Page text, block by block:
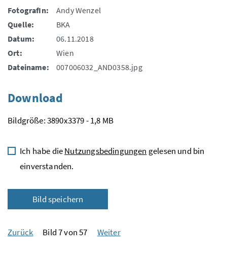
FotografIn:
Andy Wenzel
Quelle:
BKA
Datum:
06.11.2018
Ort:
Wien
Dateiname:
007006032_AND0358.jpg
Download
Bildgröße: 3890x3379 - 1,8 MB
Ich habe dieNutzungsbedingungen gelesen und bin
einverstanden.
Bild speichern
Zurück Bild 7 von 57 Weiter